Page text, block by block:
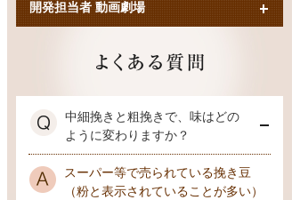
開発担当者 動画劇場
中細挽きと粗挽きで、味はどの
ように変わりますか？
スーパー等で売られている挽き豆
（粉と表示されていることが多い）